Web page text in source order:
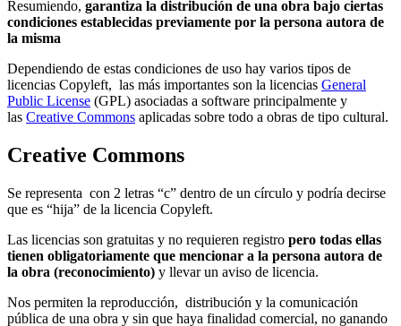
Resumiendo, garantiza la distribución de una obra bajo ciertas
condiciones establecidas previamente por la persona autora de
la misma
Dependiendo de estas condiciones de uso hay varios tipos de
licencias Copyleft, las más importantes son la licencias General
Public License (GPL) asociadas a software principalmente y
las Creative Commons aplicadas sobre todo a obras de tipo cultural.
Creative Commons
Se representa con 2 letras “c” dentro de un círculo y podría decirse
que es “hija” de la licencia Copyleft.
Las licencias son gratuitas y no requieren registro pero todas ellas
tienen obligatoriamente que mencionar a la persona autora de
la obra (reconocimiento) y llevar un aviso de licencia.
Nos permiten la reproducción, distribución y la comunicación
pública de una obra y sin que haya finalidad comercial, no ganando